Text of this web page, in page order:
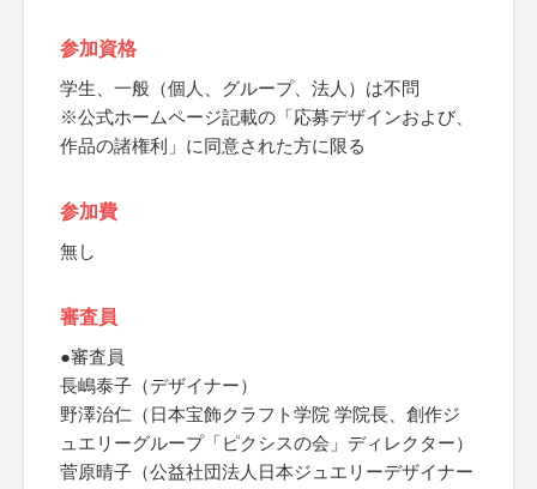
参加資格
学生、一般（個人、グループ、法人）は不問
※公式ホームページ記載の「応募デザインおよび、
作品の諸権利」に同意された方に限る
参加費
無し
審査員
●審査員
長嶋泰子（デザイナー）
野澤治仁（日本宝飾クラフト学院 学院長、創作ジ
ュエリーグループ「ピクシスの会」ディレクター）
菅原晴子（公益社団法人日本ジュエリーデザイナー